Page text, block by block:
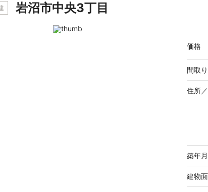
岩沼市中央3丁目
価格
間取り
住所／
築年月
建物